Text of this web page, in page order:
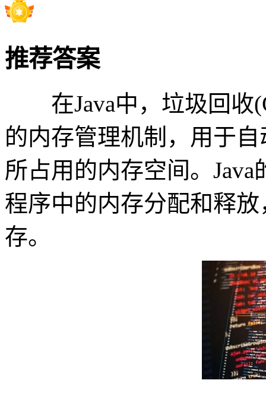
推荐答案
在Java中，垃圾回收
的内存管理机制，用于
所占用的内存空间。
程序中的内存分配和释
存。